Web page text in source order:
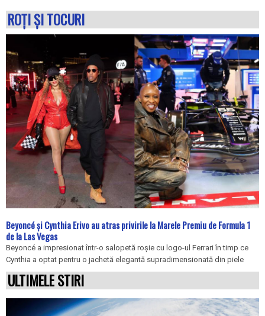
ROŢI ŞI TOCURI
Beyoncé și Cynthia Erivo au atras privirile la Marele Premiu de Formula 1
de la Las Vegas
Beyoncé a impresionat într-o salopetă roșie cu logo-ul Ferrari în timp ce
Cynthia a optat pentru o jachetă elegantă supradimensionată din piele
ULTIMELE STIRI